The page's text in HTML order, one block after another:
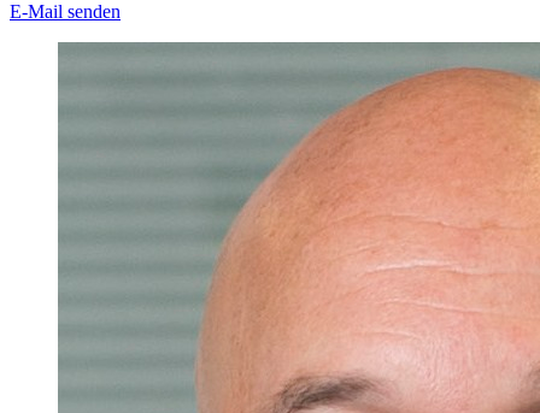
E-Mail senden